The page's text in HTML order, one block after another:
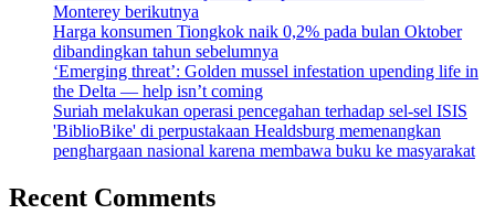
Monterey berikutnya
Harga konsumen Tiongkok naik 0,2% pada bulan Oktober
dibandingkan tahun sebelumnya
‘Emerging threat’: Golden mussel infestation upending life in
the Delta — help isn’t coming
Suriah melakukan operasi pencegahan terhadap sel-sel ISIS
'BiblioBike' di perpustakaan Healdsburg memenangkan
penghargaan nasional karena membawa buku ke masyarakat
Recent Comments